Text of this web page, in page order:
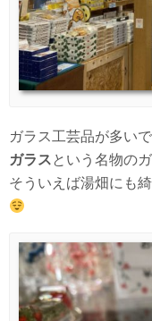
ガラス工芸品が多い
ガラスという名物の
そういえば湯畑にも